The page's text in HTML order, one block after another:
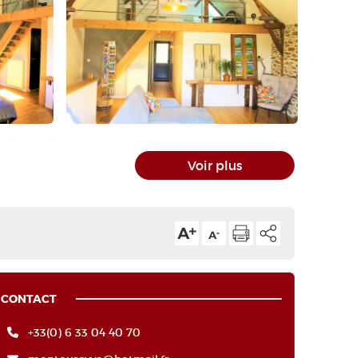
Voir plus
CONTACT
+33(0) 6 33 04 40 70